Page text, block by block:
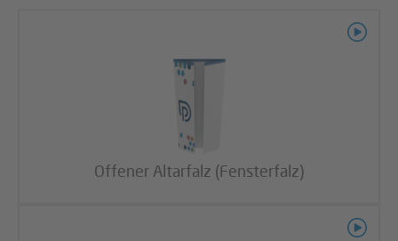
Offener Altarfalz (Fensterfalz)